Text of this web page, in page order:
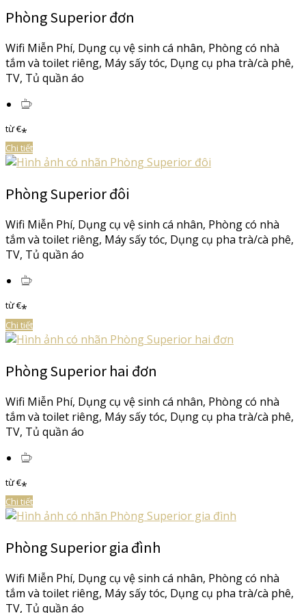
Phòng Superior đơn
Wifi Miễn Phí, Dụng cụ vệ sinh cá nhân, Phòng có nhà
tắm và toilet riêng, Máy sấy tóc, Dụng cụ pha trà/cà phê,
TV, Tủ quần áo
từ€*
Chi tiết
Phòng Superior đôi
Wifi Miễn Phí, Dụng cụ vệ sinh cá nhân, Phòng có nhà
tắm và toilet riêng, Máy sấy tóc, Dụng cụ pha trà/cà phê,
TV, Tủ quần áo
từ€*
Chi tiết
Phòng Superior hai đơn
Wifi Miễn Phí, Dụng cụ vệ sinh cá nhân, Phòng có nhà
tắm và toilet riêng, Máy sấy tóc, Dụng cụ pha trà/cà phê,
TV, Tủ quần áo
từ€*
Chi tiết
Phòng Superior gia đình
Wifi Miễn Phí, Dụng cụ vệ sinh cá nhân, Phòng có nhà
tắm và toilet riêng, Máy sấy tóc, Dụng cụ pha trà/cà phê,
TV, Tủ quần áo